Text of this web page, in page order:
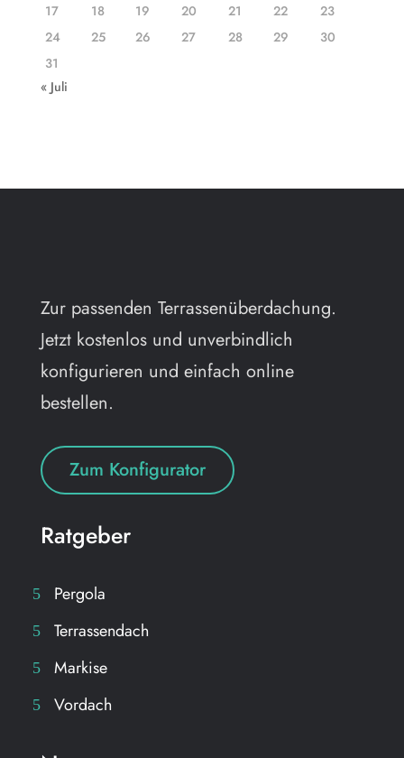
17
18 19 20 21 22
23
24
25 26 27 28 29
30
31
« Juli
Zur passenden Terrassenüberdachung.
Jetzt kostenlos und unverbindlich
konfigurieren und einfach online
bestellen.
Zum Konfigurator
Ratgeber
Pergola
Terrassendach
Markise
Vordach